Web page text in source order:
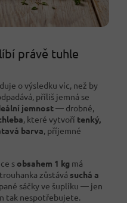
právě tuhle
o výsledku víc, než by
příliš jemná se
jemnost— drobné,
, které vytvoří tenký,
barva, příjemné
s obsahem 1 kg má
zůstává suchá a
sáčky ve šuplíku — jen
tak nespotřebujete.